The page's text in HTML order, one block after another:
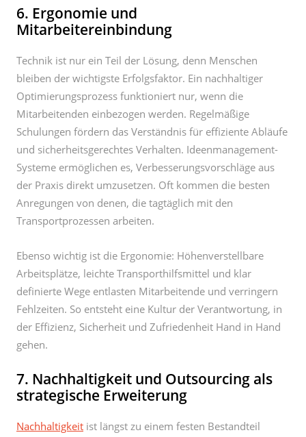
Technik ist nur ein Teil der Lösung, denn Menschen
bleiben der wichtigste Erfolgsfaktor. Ein nachhaltiger
Mitarbeitenden einbezogen werden. Regelmäßige
Schulungen fördern das Verständnis für effiziente Abläufe
und sicherheitsgerechtes Verhalten. Ideenmanagement-
Systeme ermöglichen es, Verbesserungsvorschläge aus
der Praxis direkt umzusetzen. Oft kommen die besten
Anregungen von denen, die tagtäglich mit den
Transportprozessen arbeiten.
Ebenso wichtig ist die Ergonomie: Höhenverstellbare
Arbeitsplätze, leichte Transporthilfsmittel und klar
Fehlzeiten. So entsteht eine Kultur der Verantwortung, in
der Effizienz, Sicherheit und Zufriedenheit Hand in Hand
gehen.
7. Nachhaltigkeit und Outsourcing als
strategische Erweiterung
Nachhaltigkeitist längst zu einem festen Bestandteil
moderner Unternehmensstrategien geworden, auch im
sind dabei nicht nur der Einsatz elektrischer oder hybrider